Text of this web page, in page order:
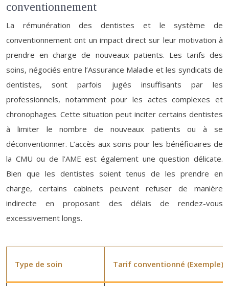
conventionnement
La rémunération des dentistes et le système de
conventionnement ont un impact direct sur leur motivation à
prendre en charge de nouveaux patients. Les tarifs des
soins, négociés entre l’Assurance Maladie et les syndicats de
dentistes, sont parfois jugés insuffisants par les
professionnels, notamment pour les actes complexes et
chronophages. Cette situation peut inciter certains dentistes
à limiter le nombre de nouveaux patients ou à se
déconventionner. L’accès aux soins pour les bénéficiaires de
la CMU ou de l’AME est également une question délicate.
Bien que les dentistes soient tenus de les prendre en
charge, certains cabinets peuvent refuser de manière
indirecte en proposant des délais de rendez-vous
excessivement longs.
Type de soin Tarif conventionné (Exemple)